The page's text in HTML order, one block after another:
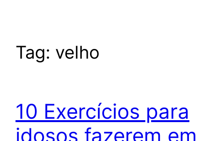
Tag: velho
10 Exercícios para
idosos fazerem em